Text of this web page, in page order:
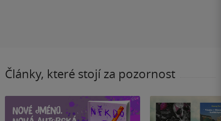
Články, které stojí za pozornost